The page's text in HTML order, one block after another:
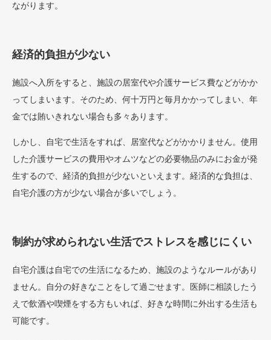
ながります。
経済的負担が少ない
施設へ入所をすると、施設の居室代や介護サービス費などがかか
ってしまいます。そのため、何十万円と毎月かかってしまい、年
金では賄いきれない場合も多々あります。
しかし、自宅で生活をすれば、居室代などがかかりません。使用
した介護サービスの費用やオムツなどの必要物品のみにお金が発
生するので、経済的負担が少ないといえます。経済的な負担は、
自宅介護の方が少ない場合が多いでしょう。
制約が求められない生活でストレスを感じにくい
自宅介護は自宅での生活になるため、施設のようなルールがあり
ません。自分の好きなことをして過ごせます。医師に相談したう
えで飲酒や喫煙をする方もいれば、好きな時間に外出する生活も
可能です。